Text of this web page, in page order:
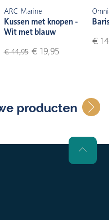
ARC Marine
Kussen met knopen -
Wit met blauw
€ 44,95€ 19,95
€
producten